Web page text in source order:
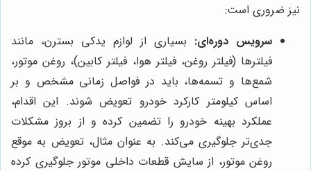
نیز ضروری است:
سرویس دوره‌ای: بسیاری از لوازم یدکی بسترن، مانند
فیلترها (فیلتر روغن، فیلتر هوا، فیلتر کابین)، روغن موتور،
شمع‌ها و تسمه‌ها، باید در فواصل زمانی مشخص و بر
اساس کیلومتر کارکرد خودرو تعویض شوند. این اقدام،
عملکرد بهینه خودرو را تضمین کرده و از بروز مشکلات
جدی‌تر جلوگیری می‌کند. به عنوان مثال، تعویض به موقع
روغن موتور، از سایش قطعات داخلی موتور جلوگیری کرده